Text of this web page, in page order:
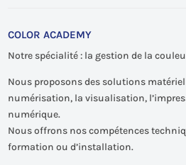
COLOR ACADEMY
Notre spécialité : la gestion de la
Nous proposons des solutions
numérisation, la visualisation,
numérique.
Nous offrons nos compétences
formation ou d’installation.